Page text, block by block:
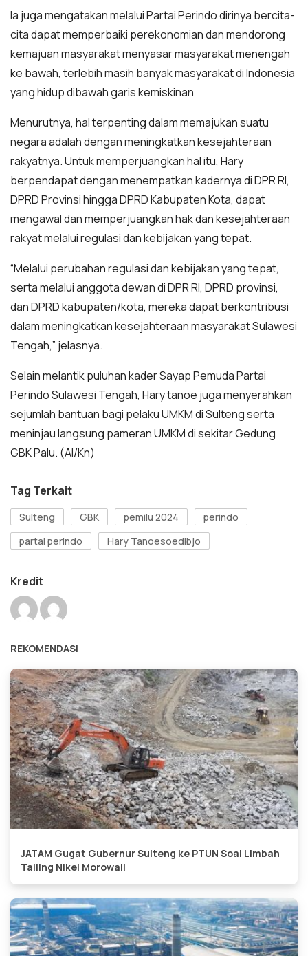
Ia juga mengatakan melalui Partai Perindo dirinya bercita-
cita dapat memperbaiki perekonomian dan mendorong
kemajuan masyarakat menyasar masyarakat menengah
ke bawah, terlebih masih banyak masyarakat di Indonesia
yang hidup dibawah garis kemiskinan
Menurutnya, hal terpenting dalam memajukan suatu
negara adalah dengan meningkatkan kesejahteraan
rakyatnya. Untuk memperjuangkan hal itu, Hary
berpendapat dengan menempatkan kadernya di DPR RI,
DPRD Provinsi hingga DPRD Kabupaten Kota, dapat
mengawal dan memperjuangkan hak dan kesejahteraan
rakyat melalui regulasi dan kebijakan yang tepat.
“Melalui perubahan regulasi dan kebijakan yang tepat,
serta melalui anggota dewan di DPR RI, DPRD provinsi,
dan DPRD kabupaten/kota, mereka dapat berkontribusi
dalam meningkatkan kesejahteraan masyarakat Sulawesi
Tengah,” jelasnya.
Selain melantik puluhan kader Sayap Pemuda Partai
Perindo Sulawesi Tengah, Hary tanoe juga menyerahkan
sejumlah bantuan bagi pelaku UMKM di Sulteng serta
meninjau langsung pameran UMKM di sekitar Gedung
GBK Palu. (Al/Kn)
Tag Terkait
Sulteng GBK pemilu 2024
perindo
partai perindo
Hary Tanoesoedibjo
Kredit
REKOMENDASI
JATAM Gugat Gubernur Sulteng ke PTUN Soal Limbah
Tailing Nikel Morowali